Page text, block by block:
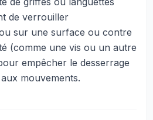
de verrouiller
sur une surface ou contre
(comme une vis ou un autre
empêcher le desserrage
mouvements.